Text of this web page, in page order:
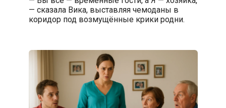
— сказала Вика, выставляя чемоданы в
коридор под возмущённые крики родни.